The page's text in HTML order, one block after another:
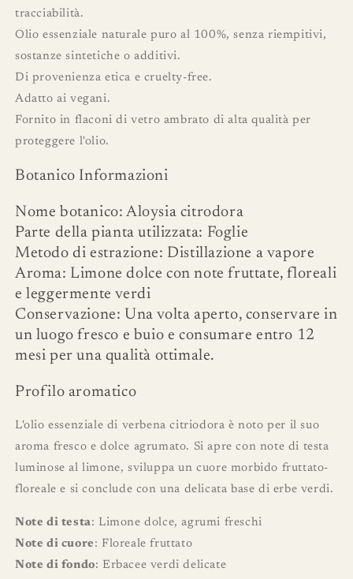
tracciabilità.
Olio essenziale naturale puro al 100%, senza riempitivi,
sostanze sintetiche o additivi.
Di provenienza etica e cruelty-free.
Adatto ai vegani.
Fornito in flaconi di vetro ambrato di alta qualità per
proteggere l'olio.
Botanico Informazioni
Nome botanico: Aloysia citrodora
Parte della pianta utilizzata: Foglie
Metodo di estrazione: Distillazione a vapore
Aroma: Limone dolce con note fruttate, floreali
e leggermente verdi
Conservazione: Una volta aperto, conservare in
un luogo fresco e buio e consumare entro 12
mesi per una qualità ottimale.
Profilo aromatico
L'olio essenziale di verbena citriodora è noto per il suo
aroma fresco e dolce agrumato. Si apre con note di testa
luminose al limone, sviluppa un cuore morbido fruttato-
floreale e si conclude con una delicata base di erbe verdi.
Note di testa: Limone dolce, agrumi freschi
Note di cuore : Floreale fruttato
Note di fondo: Erbacee verdi delicate